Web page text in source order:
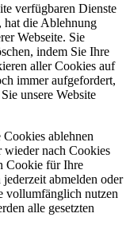
verfügbaren Dienste
hat die Ablehnung
Webseite. Sie
indem Sie Ihre
aller Cookies auf
immer aufgefordert,
unsere Website
ablehnen
wieder nach Cookies
Cookie für Ihre
abmelden oder
vollumfänglich nutzen
alle gesetzten